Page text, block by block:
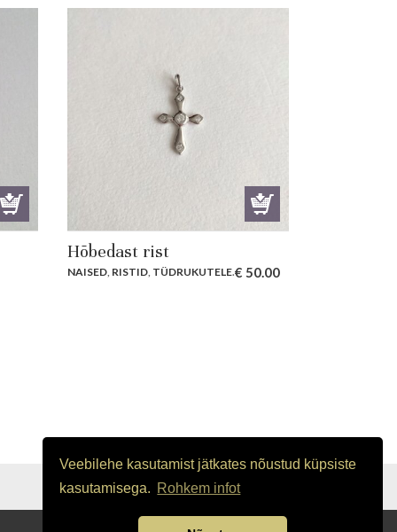
Veebilehe kasutamist jätkates nõustud küpsiste
kasutamisega. Rohkem infot
Hõbedast rist
NAISED, RISTID, TÜDRUKUTELE.€ 50.00
OSTUTINGIMUSED